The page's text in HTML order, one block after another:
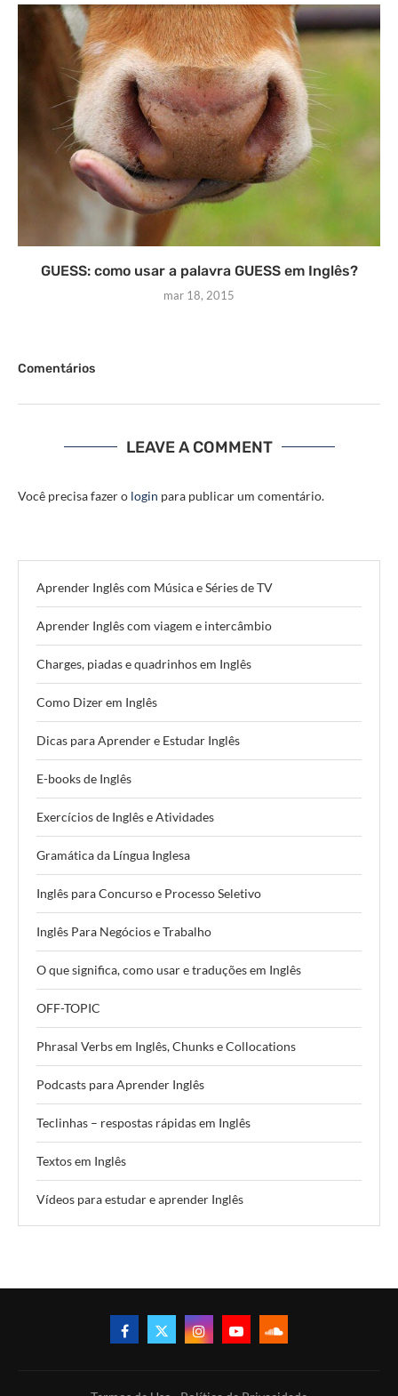
GUESS: como usar a palavra GUESS em Inglês?
mar 18, 2015
Comentários
LEAVE A COMMENT
Você precisa fazer o login para publicar um comentário.
Aprender Inglês com Música e Séries de TV
Aprender Inglês com viagem e intercâmbio
Charges, piadas e quadrinhos em Inglês
Como Dizer em Inglês
Dicas para Aprender e Estudar Inglês
E-books de Inglês
Exercícios de Inglês e Atividades
Gramática da Língua Inglesa
Inglês para Concurso e Processo Seletivo
Inglês Para Negócios e Trabalho
O que significa, como usar e traduções em Inglês
OFF-TOPIC
Phrasal Verbs em Inglês, Chunks e Collocations
Podcasts para Aprender Inglês
Teclinhas – respostas rápidas em Inglês
Textos em Inglês
Vídeos para estudar e aprender Inglês